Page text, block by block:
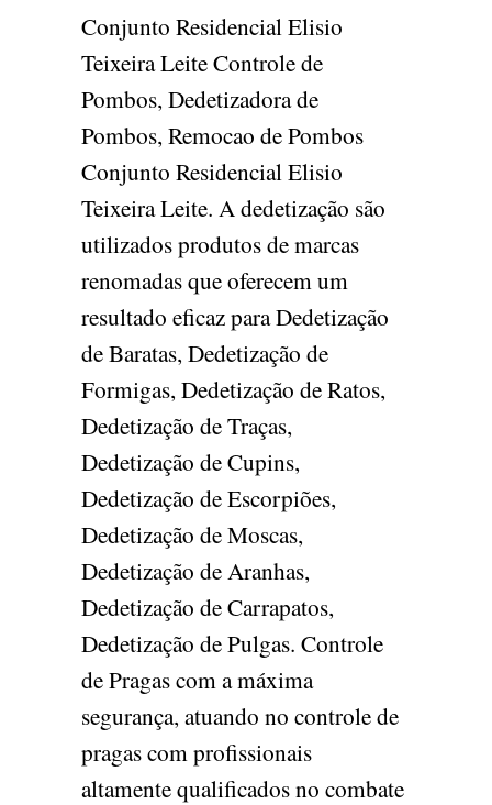
Conjunto Residencial Elisio
Teixeira Leite Controle de
Pombos, Dedetizadora de
Pombos, Remocao de Pombos
Conjunto Residencial Elisio
Teixeira Leite. A dedetização são
utilizados produtos de marcas
renomadas que oferecem um
resultado eficaz para Dedetização
de Baratas, Dedetização de
Formigas, Dedetização de Ratos,
Dedetização de Traças,
Dedetização de Cupins,
Dedetização de Escorpiões,
Dedetização de Moscas,
Dedetização de Aranhas,
Dedetização de Carrapatos,
Dedetização de Pulgas. Controle
de Pragas com a máxima
segurança, atuando no controle de
pragas com profissionais
altamente qualificados no combate